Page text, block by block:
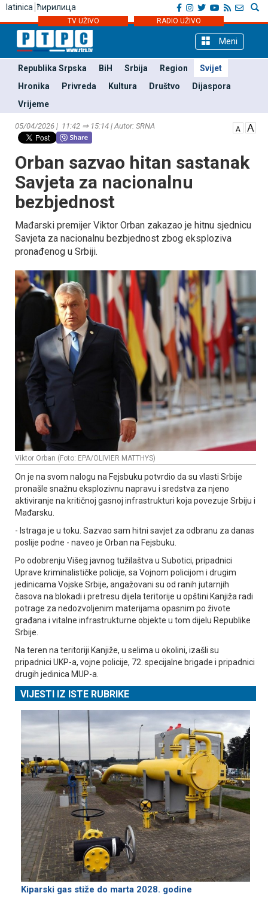
latinica ћирилица
TV UŽIVO RADIO UŽIVO
Meni
Republika Srpska BiH Srbija Region
Svijet
Hronika
Privreda Kultura Društvo
Dijaspora
Vrijeme
05/04/2026 | 11:42 ⇒ 15:14 | Autor: SRNA
Orban sazvao hitan sastanak
Savjeta za nacionalnu
bezbjednost
Mađarski premijer Viktor Orban zakazao je hitnu sjednicu
Savjeta za nacionalnu bezbjednost zbog eksploziva
pronađenog u Srbiji.
Viktor Orban (Foto: EPA/OLIVIER MATTHYS)
On je na svom nalogu na Fejsbuku potvrdio da su vlasti Srbije
pronašle snažnu eksplozivnu napravu i sredstva za njeno
aktiviranje na kritičnoj gasnoj infrastrukturi koja povezuje Srbiju i
Mađarsku.
- Istraga je u toku. Sazvao sam hitni savjet za odbranu za danas
poslije podne - naveo je Orban na Fejsbuku.
Po odobrenju Višeg javnog tužilaštva u Subotici, pripadnici
Uprave kriminalističke policije, sa Vojnom policijom i drugim
jedinicama Vojske Srbije, angažovani su od ranih jutarnjih
časova na blokadi i pretresu dijela teritorije u opštini Kanjiža radi
potrage za nedozvoljenim materijama opasnim po živote
građana i vitalne infrastrukturne objekte u tom dijelu Republike
Srbije.
Na teren na teritoriji Kanjiže, u selima u okolini, izašli su
pripadnici UKP-a, vojne policije, 72. specijalne brigade i pripadnici
drugih jedinica MUP-a.
VIJESTI IZ ISTE RUBRIKE
Kiparski gas stiže do marta 2028. godine